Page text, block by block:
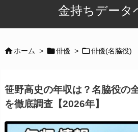
金持ちデータ
ホーム > 俳優 > 俳優(名脇役)
笹野高史の年収は？名脇役の
を徹底調査【2026年】